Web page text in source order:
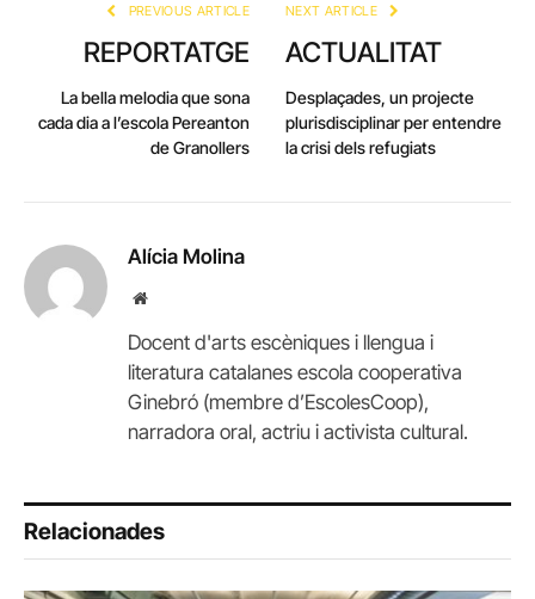
PREVIOUS ARTICLE
REPORTATGE
La bella melodia que sona
cada dia a l’escola Pereanton
de Granollers
NEXT ARTICLE
ACTUALITAT
Desplaçades, un projecte
plurisdisciplinar per entendre
la crisi dels refugiats
Alícia Molina
Website
Docent d'arts escèniques i llengua i
literatura catalanes escola cooperativa
Ginebró (membre d’EscolesCoop),
narradora oral, actriu i activista cultural.
Relacionades